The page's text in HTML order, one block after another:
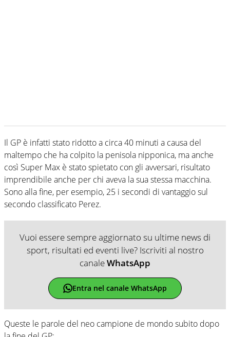
Il GP è infatti stato ridotto a circa 40 minuti a causa del
maltempo che ha colpito la penisola nipponica, ma anche
così Super Max è stato spietato con gli avversari, risultato
imprendibile anche per chi aveva la sua stessa macchina.
Sono alla fine, per esempio, 25 i secondi di vantaggio sul
secondo classificato Perez.
Vuoi essere sempre aggiornato su ultime news di
sport, risultati ed eventi live? Iscriviti al nostro
canaleWhatsApp
Entra nel canale WhatsApp
Queste le parole del neo campione de mondo subito dopo